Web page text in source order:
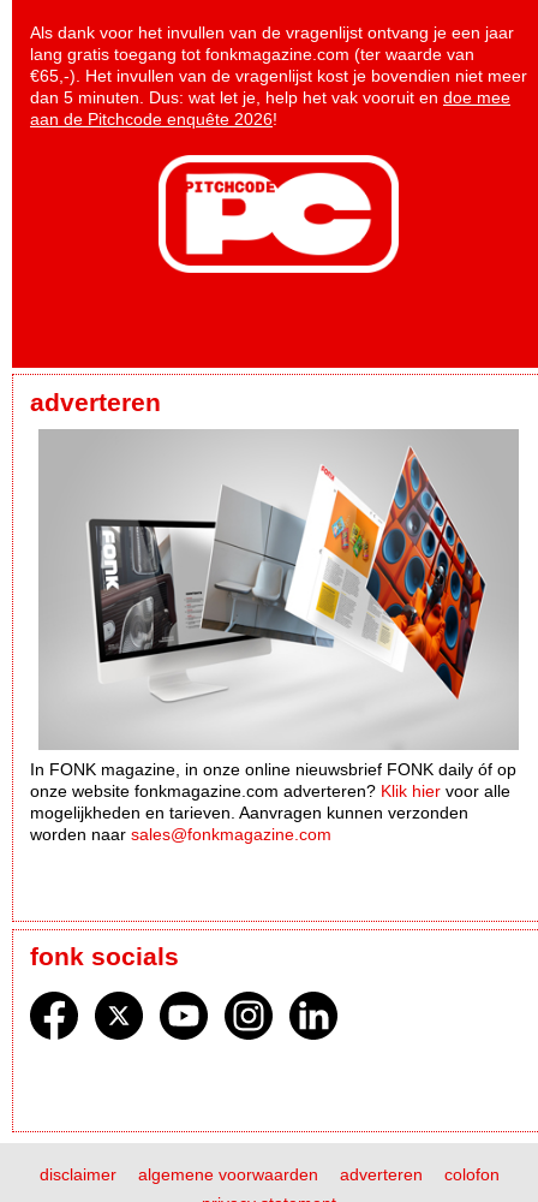
Als dank voor het invullen van de vragenlijst ontvang je een jaar
lang gratis toegang tot fonkmagazine.com (ter waarde van
€65,-). Het invullen van de vragenlijst kost je bovendien niet meer
dan 5 minuten. Dus: wat let je, help het vak vooruit en doe mee
aan de Pitchcode enquête 2026!
adverteren
In FONK magazine, in onze online nieuwsbrief FONK daily óf op
onze website fonkmagazine.com adverteren? Klik hier voor alle
mogelijkheden en tarieven. Aanvragen kunnen verzonden
worden naar sales@fonkmagazine.com
fonk socials
disclaimer algemene voorwaarden adverteren
colofon